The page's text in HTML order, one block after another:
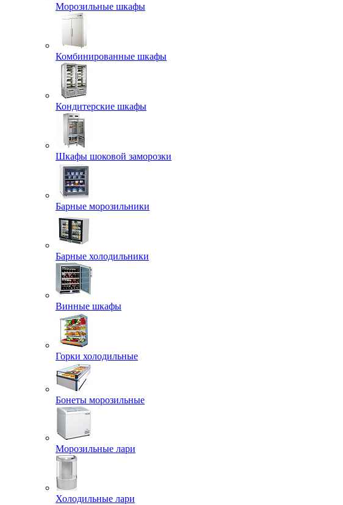
Морозильные шкафы
Комбинированные шкафы
Кондитерские шкафы
Шкафы шоковой заморозки
Барные морозильники
Барные холодильники
Винные шкафы
Горки холодильные
Бонеты морозильные
Морозильные лари
Холодильные лари